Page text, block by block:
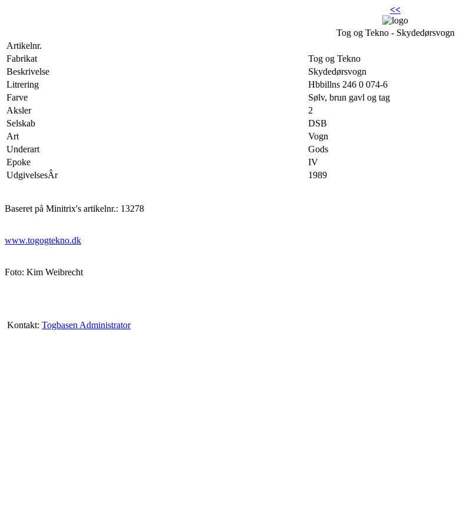
<<
Tog og Tekno - Skydedørsvogn
Artikelnr.
Fabrikat
Tog og Tekno
Beskrivelse
Skydedørsvogn
Litrering
Hbbillns 246 0 074-6
Farve
Sølv, brun gavl og tag
Aksler
2
Selskab
DSB
Art
Vogn
Underart
Gods
Epoke
IV
UdgivelsesÂr
1989
Baseret på Minitrix's artikelnr.: 13278
www.togogtekno.dk
Foto: Kim Weibrecht
Kontakt: Togbasen Administrator